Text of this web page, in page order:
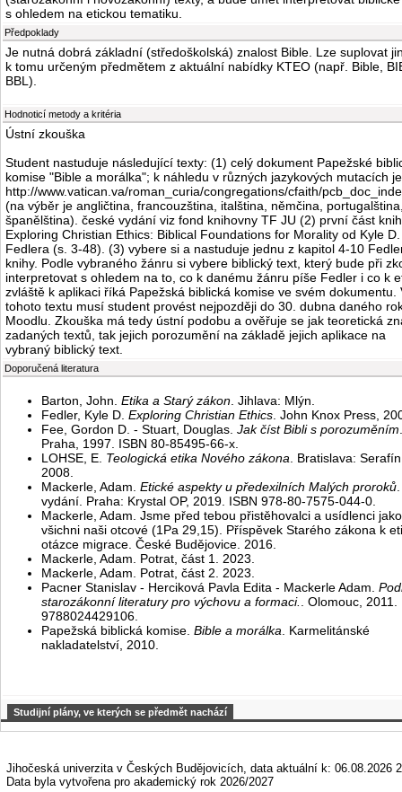
s ohledem na etickou tematiku.
Předpoklady
Je nutná dobrá základní (středoškolská) znalost Bible. Lze suplovat
k tomu určeným předmětem z aktuální nabídky KTEO (např. Bible,
BBL).
Hodnoticí metody a kritéria
Ústní zkouška
Student nastuduje následující texty: (1) celý dokument Papežské
komise "Bible a morálka"; k náhledu v různých jazykových mutacích
http://www.vatican.va/roman_curia/congregations/cfaith/
(na výběr je angličtina, francouzština, italština, němčina,
španělština). české vydání viz fond knihovny TF JU (2) první část
Exploring Christian Ethics: Biblical Foundations for Morality od Kyle D.
Fedlera (s. 3-48). (3) vybere si a nastuduje jednu z kapitol 4-10
knihy. Podle vybraného žánru si vybere biblický text, který bude při
interpretovat s ohledem na to, co k danému žánru píše Fedler i co k
zvláště k aplikaci říká Papežská biblická komise ve svém dokumentu.
tohoto textu musí student provést nejpozději do 30. dubna daného
Moodlu. Zkouška má tedy ústní podobu a ověřuje se jak teoretická
zadaných textů, tak jejich porozumění na základě jejich aplikace na
vybraný biblický text.
Doporučená literatura
Barton, John. Etika a Starý zákon. Jihlava: Mlýn.
Fedler, Kyle D. Exploring Christian Ethics. John Knox Press,
Fee, Gordon D. - Stuart, Douglas. Jak číst Bibli s porozuměním.
Praha, 1997. ISBN 80-85495-66-x.
LOHSE, E. Teologická etika Nového zákona. Bratislava:
2008.
Mackerle, Adam. Etické aspekty u předexilních Malých proroků
vydání. Praha: Krystal OP, 2019. ISBN 978-80-7575-044-0.
Mackerle, Adam. Jsme před tebou přistěhovalci a usídlenci jako
všichni naši otcové (1Pa 29,15). Příspěvek Starého zákona k
otázce migrace. České Budějovice. 2016.
Mackerle, Adam. Potrat, část 1. 2023.
Mackerle, Adam. Potrat, část 2. 2023.
Pacner Stanislav - Herciková Pavla Edita - Mackerle Adam.
starozákonní literatury pro výchovu a formaci.. Olomouc, 2011.
9788024429106.
Papežská biblická komise. Bible a morálka. Karmelitánské
nakladatelství, 2010.
Studijní plány, ve kterých se předmět nachází
Jihočeská univerzita v Českých Budějovicích, data aktuální k: 06.08.2026
Data byla vytvořena pro akademický rok 2026/2027